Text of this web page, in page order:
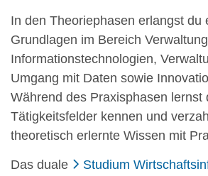
In den Theoriephasen erlangst du
Grundlagen im Bereich
Informationstechnologien,
Umgang mit Daten sowie
Während des Praxisphasen lernst
Tätigkeitsfelder kennen und
theoretisch erlernte Wissen mit
Das duale
Studium